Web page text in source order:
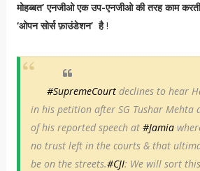
मोहब्बत’ एनजीओ एक उप-एनजीओ की तरह काम
‘ओपन सोर्स फ़ाउंडेशन’ है!
#SupremeCourtdeclines to hear
in his petition after SG Tushar Mehta
of his reported speech at #Jamia
no trust left in the courts & that
be on the streets.#CJI: We will sort